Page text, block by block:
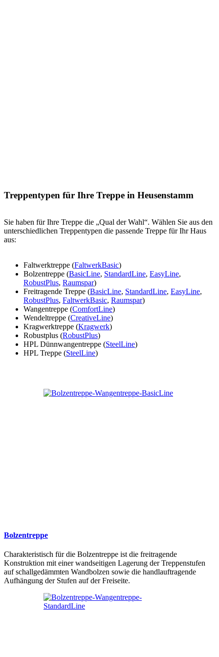
Treppentypen für Ihre Treppe in Heusenstamm
Sie haben für Ihre Treppe die „Qual der Wahl“. Wählen Sie aus den
unterschiedlichen Treppentypen die passende Treppe für Ihr Haus
aus:
Faltwerktreppe (FaltwerkBasic)
Bolzentreppe (BasicLine, StandardLine, EasyLine,
RobustPlus, Raumspar)
Freitragende Treppe (BasicLine, StandardLine, EasyLine,
RobustPlus, FaltwerkBasic, Raumspar)
Wangentreppe (ComfortLine)
Wendeltreppe (CreativeLine)
Kragwerktreppe (Kragwerk)
Robustplus (RobustPlus)
HPL Dünnwangentreppe (SteelLine)
HPL Treppe (SteelLine)
Bolzentreppe
Charakteristisch für die Bolzentreppe ist die freitragende
Konstruktion mit einer wandseitigen Lagerung der Treppenstufen
auf schallgedämmten Wandbolzen sowie die handlauftragende
Aufhängung der Stufen auf der Freiseite.